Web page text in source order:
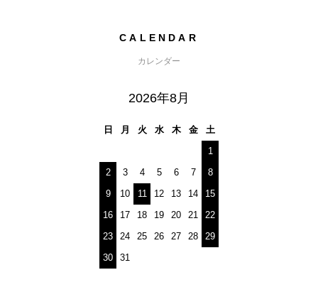
CALENDAR
カレンダー
2026年8月
日 月 火 水 木 金
土
1
2
3 4 5 6 7
8
9
10 11 12 13 14
15
16
17 18 19 20 21
22
23
24 25 26 27 28
29
30
31